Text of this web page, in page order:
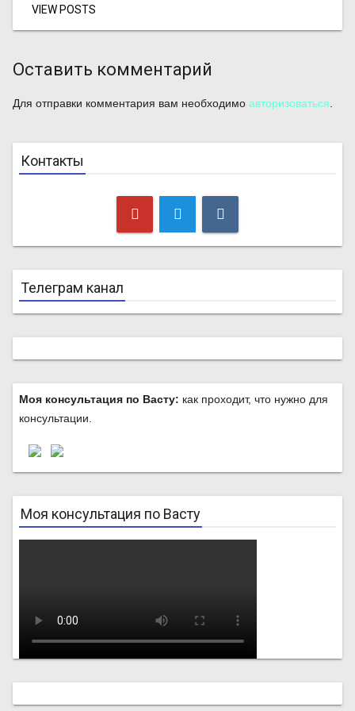
VIEW POSTS
Оставить комментарий
Для отправки комментария вам необходимо авторизоваться
Контакты
Телеграм канал
Моя консультация по Васту: как проходит, что нужно для
консультации.
Моя консультация по Васту